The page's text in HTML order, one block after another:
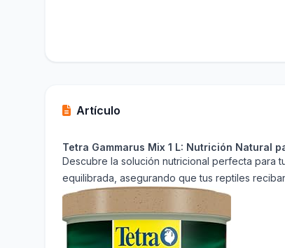
Artículo
Tetra Gammarus Mix 1 L: Nutrición Natural
Descubre la solución nutricional perfecta para
equilibrada, asegurando que tus reptiles